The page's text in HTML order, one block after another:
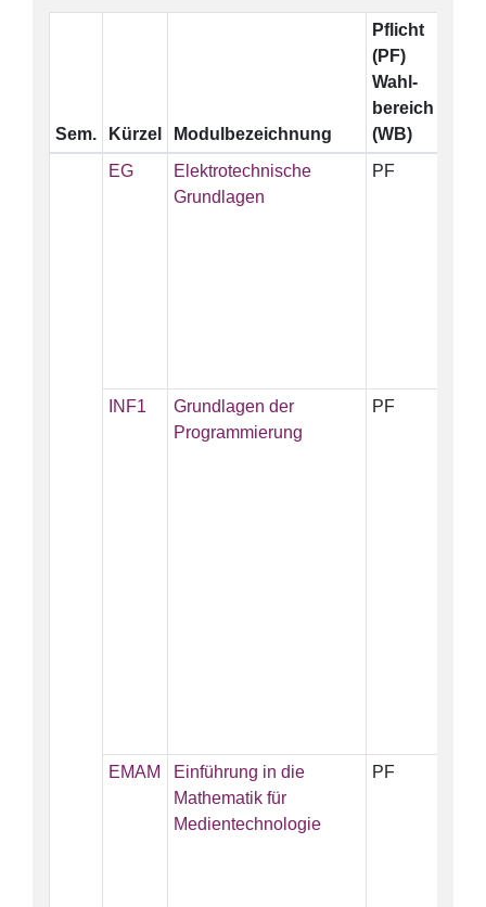
Sem. Kürzel Modulbezeichnung
Pflicht
(PF)
Wahl-
bereich
(WB)
EG
Elektrotechnische
Grundlagen
PF
INF1
Grundlagen der
Programmierung
PF
EMAM
Einführung in die
Mathematik für
Medientechnologie
PF